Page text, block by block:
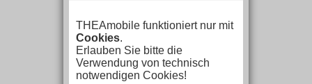
THEAmobile funktioniert nur mit
Cookies.
Erlauben Sie bitte die
Verwendung von technisch
notwendigen Cookies!